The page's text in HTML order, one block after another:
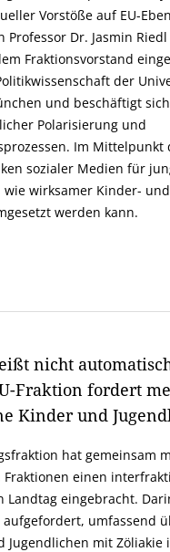
Vorstöße auf EU-
Professor Dr. Jasmin
Fraktionsvorstand
der
und beschäftigt
Polarisierung und
Im Mittelpunkt
sozialer Medien für
wie wirksamer Kinder-
werden kann.
nicht
Fraktion fordert
Kinder und
hat gemeinsam
Fraktionen einen
Landtag eingebracht.
aufgefordert, umfassend
Jugendlichen mit Zöliakie